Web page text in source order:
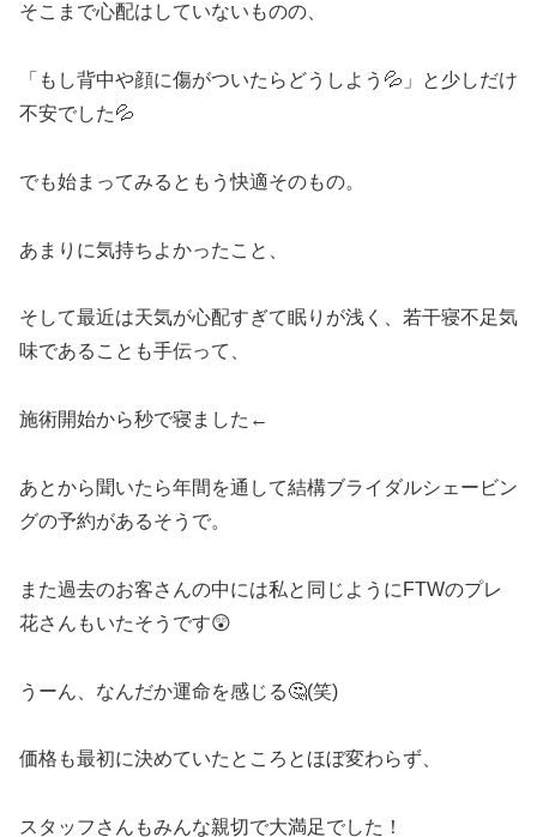
そこまで心配はしていないものの、
「もし背中や顔に傷がついたらどうしよう💦」と少しだけ
不安でした💦
でも始まってみるともう快適そのもの。
あまりに気持ちよかったこと、
そして最近は天気が心配すぎて眠りが浅く、若干寝不足気
味であることも手伝って、
施術開始から秒で寝ました←
あとから聞いたら年間を通して結構ブライダルシェービン
グの予約があるそうで。
また過去のお客さんの中には私と同じようにFTWのプレ
花さんもいたそうです😲
うーん、なんだか運命を感じる🤔(笑)
価格も最初に決めていたところとほぼ変わらず、
スタッフさんもみんな親切で大満足でした！